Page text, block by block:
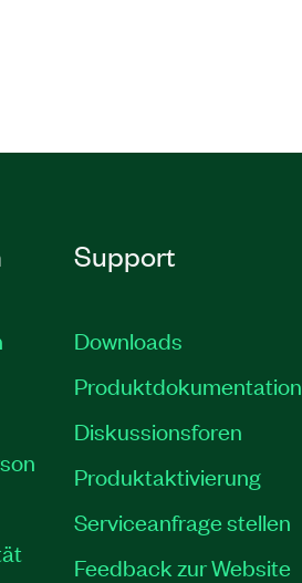
Support
Downloads
Produktdokumentation
Diskussionsforen
Produktaktivierung
Serviceanfrage stellen
Feedback zur Website